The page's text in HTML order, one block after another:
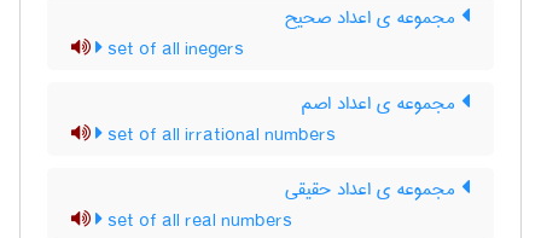
مجموعه ی اعداد صحیح
set of all inegers
مجموعه ی اعداد اصم
set of all irrational numbers
مجموعه ی اعداد حقیقی
set of all real numbers